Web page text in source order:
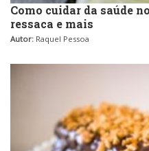
Como cuidar da saúde
ressaca e mais
Autor: Raquel Pessoa